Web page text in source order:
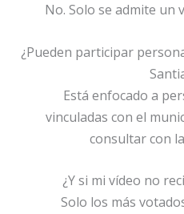
No. Solo se admite un
¿Pueden participar
Está enfocado a
vinculadas con el
consultar con
¿Y si mi vídeo no
Solo los más